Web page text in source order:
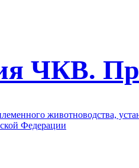
ЧКВ.
животноводства,
Федерации